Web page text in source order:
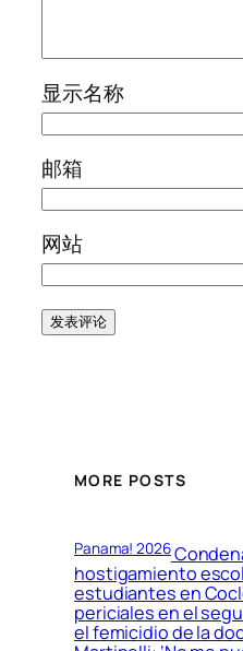
显示名称
邮箱
网站
MORE POSTS
Panama! 2026
hostigamiento
estudiantes en
periciales en el
el femicidio de la